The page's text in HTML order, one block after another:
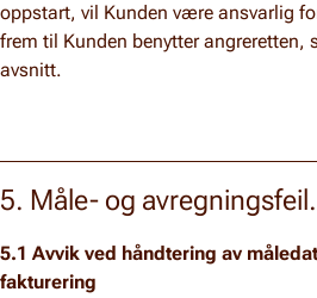
oppstart, vil Kunden være ansvarlig
frem til Kunden benytter angreretten,
avsnitt.
5. Måle- og
5.1 Avvik ved håndtering av
fakturering